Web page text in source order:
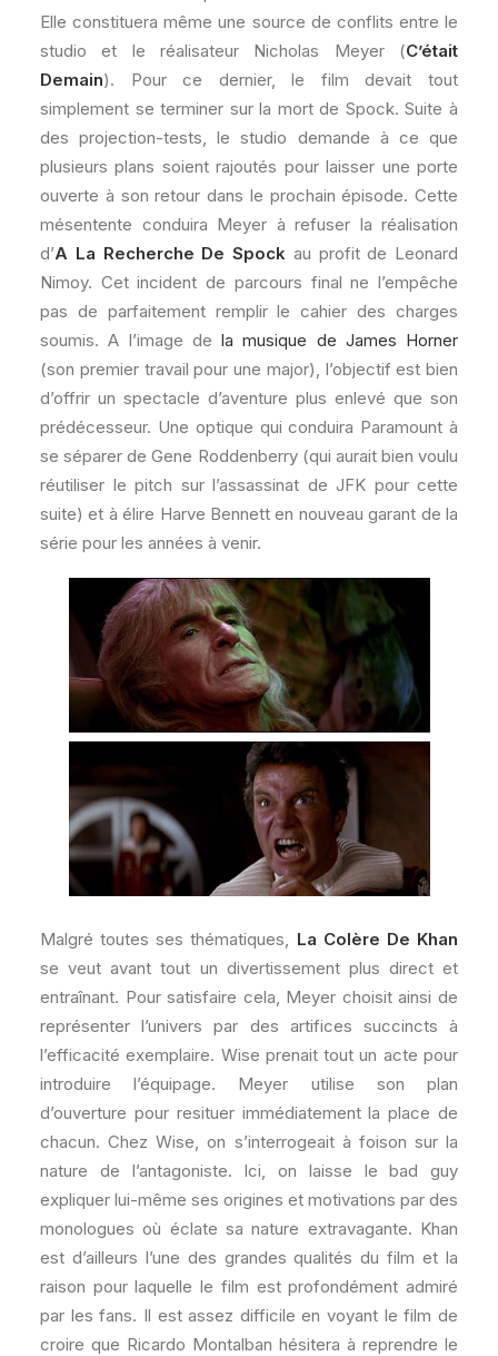
Elle constituera même une source de conflits entre le
studio et le réalisateur Nicholas Meyer (C’était
Demain). Pour ce dernier, le film devait tout
simplement se terminer sur la mort de Spock. Suite à
des projection-tests, le studio demande à ce que
plusieurs plans soient rajoutés pour laisser une porte
ouverte à son retour dans le prochain épisode. Cette
mésentente conduira Meyer à refuser la réalisation
d’A La Recherche De Spock au profit de Leonard
Nimoy. Cet incident de parcours final ne l’empêche
pas de parfaitement remplir le cahier des charges
soumis. A l’image de la musique de James Horner
(son premier travail pour une major), l’objectif est bien
d’offrir un spectacle d’aventure plus enlevé que son
prédécesseur. Une optique qui conduira Paramount à
se séparer de Gene Roddenberry (qui aurait bien voulu
réutiliser le pitch sur l’assassinat de JFK pour cette
suite) et à élire Harve Bennett en nouveau garant de la
série pour les années à venir.
Malgré toutes ses thématiques, La Colère De Khan
se veut avant tout un divertissement plus direct et
entraînant. Pour satisfaire cela, Meyer choisit ainsi de
représenter l’univers par des artifices succincts à
l’efficacité exemplaire. Wise prenait tout un acte pour
introduire l’équipage. Meyer utilise son plan
d’ouverture pour resituer immédiatement la place de
chacun. Chez Wise, on s’interrogeait à foison sur la
nature de l’antagoniste. Ici, on laisse le bad guy
expliquer lui-même ses origines et motivations par des
monologues où éclate sa nature extravagante. Khan
est d’ailleurs l’une des grandes qualités du film et la
raison pour laquelle le film est profondément admiré
par les fans. Il est assez difficile en voyant le film de
croire que Ricardo Montalban hésitera à reprendre le